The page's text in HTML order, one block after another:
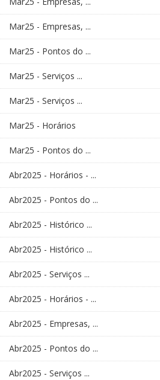
Mar25 - Empresas, ...
Mar25 - Pontos do ...
Mar25 - Serviços ...
Mar25 - Serviços ...
Mar25 - Horários
Mar25 - Pontos do ...
Abr2025 - Horários - ...
Abr2025 - Pontos do ...
Abr2025 - Histórico ...
Abr2025 - Histórico ...
Abr2025 - Serviços ...
Abr2025 - Horários - ...
Abr2025 - Empresas, ...
Abr2025 - Pontos do ...
Abr2025 - Serviços ...